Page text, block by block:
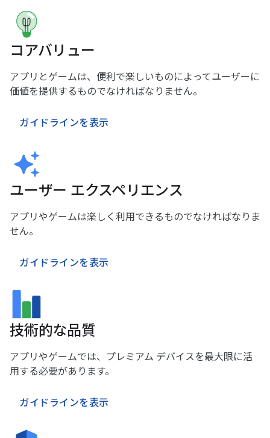
コアバリュー
アプリとゲームは、便利で楽しいものによってユーザーに
価値を提供するものでなければなりません。
ガイドラインを表示
ユーザー エクスペリエンス
アプリやゲームは楽しく利用できるものでなければなりま
せん。
ガイドラインを表示
技術的な品質
アプリやゲームでは、プレミアム デバイスを最大限に活
用する必要があります。
ガイドラインを表示